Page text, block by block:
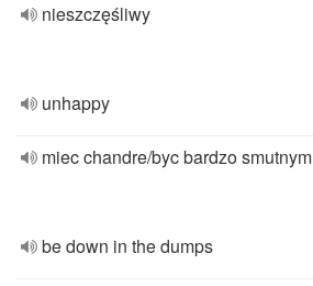
nieszczęśliwy
unhappy
miec chandre/byc bardzo smutnym
be down in the dumps